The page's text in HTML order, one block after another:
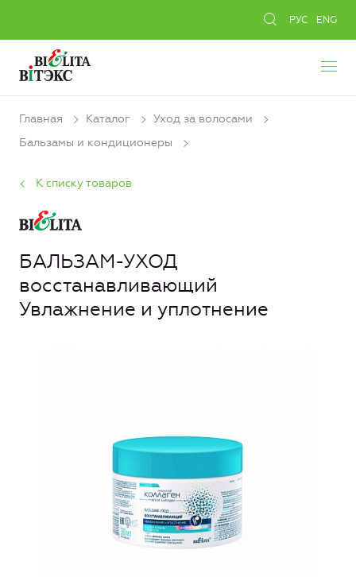
РУС ENG
Главная Каталог
Уход за волосами
Бальзамы и кондиционеры
К списку товаров
БАЛЬЗАМ-УХОД
восстанавливающий
Увлажнение и уплотнение